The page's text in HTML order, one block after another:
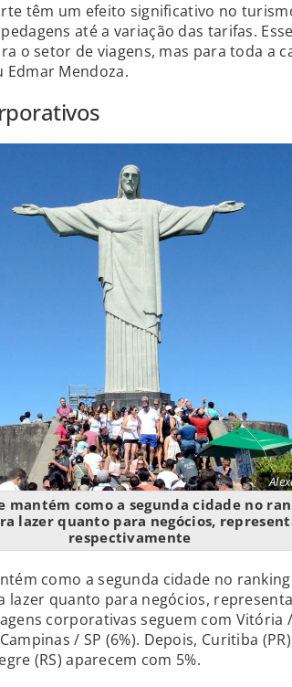
têm um efeito significativo no
até a variação das tarifas.
o setor de viagens, mas para toda a
Edmar Mendoza.
mantém como a segunda cidade no
lazer quanto para negócios,
respectivamente
como a segunda cidade no
quanto para negócios,
corporativas seguem com Vitória /
/ SP (6%). Depois, Curitiba
(RS) aparecem com 5%.